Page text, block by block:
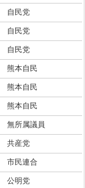
自民党
自民党
自民党
熊本自民
熊本自民
熊本自民
無所属議員
共産党
市民連合
公明党